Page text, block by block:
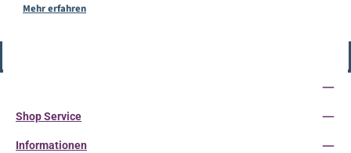
Mehr erfahren
Shop Service
Informationen